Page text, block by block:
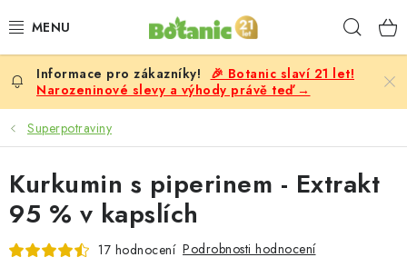
na
PREMIUM
DOPLŇKY STRAVY
CÍLE
POTRAVINY, NÁPOJE
🎉 Botanic slaví 21 let!
Narozeninové slevy a výhody právě teď →
Superpotraviny
Kurkumin s piperinem - Extrakt
95 % v kapslích
17 hodnocení Podrobnosti hodnocení